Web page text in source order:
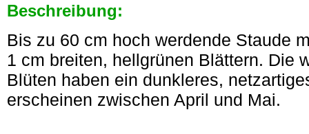
Beschreibung:
Bis zu 60 cm hoch werdende Staude
1 cm breiten, hellgrünen Blättern. Die
Blüten haben ein dunkleres,
erscheinen zwischen April und Mai.